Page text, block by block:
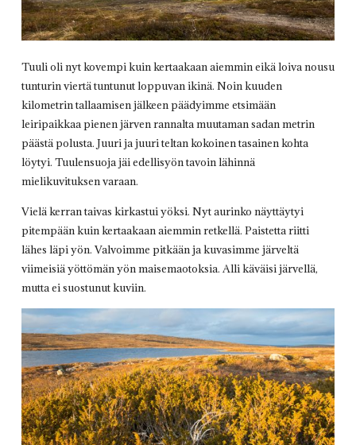
Tuuli oli nyt kovempi kuin kertaakaan aiemmin eikä loiva nousu
tunturin viertä tuntunut loppuvan ikinä. Noin kuuden
kilometrin tallaamisen jälkeen päädyimme etsimään
leiripaikkaa pienen järven rannalta muutaman sadan metrin
päästä polusta. Juuri ja juuri teltan kokoinen tasainen kohta
löytyi. Tuulensuoja jäi edellisyön tavoin lähinnä
mielikuvituksen varaan.
Vielä kerran taivas kirkastui yöksi. Nyt aurinko näyttäytyi
pitempään kuin kertaakaan aiemmin retkellä. Paistetta riitti
lähes läpi yön. Valvoimme pitkään ja kuvasimme järveltä
viimeisiä yöttömän yön maisemaotoksia. Alli käväisi järvellä,
mutta ei suostunut kuviin.